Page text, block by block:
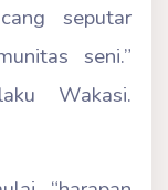
seputar
seni.”
Wakasi.